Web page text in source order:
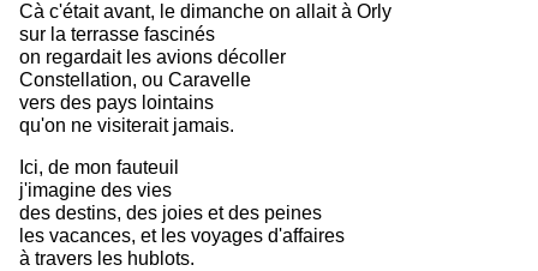
Cà c'était avant, le dimanche on allait à Orly
sur la terrasse fascinés
on regardait les avions décoller
Constellation, ou Caravelle
vers des pays lointains
qu'on ne visiterait jamais.
Ici, de mon fauteuil
j'imagine des vies
des destins, des joies et des peines
les vacances, et les voyages d'affaires
à travers les hublots.